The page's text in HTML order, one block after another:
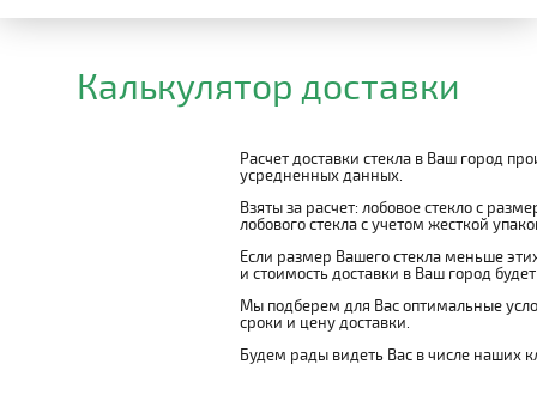
Калькулятор доставки
Расчет доставки стекла в Ваш город
усредненных данных.
Взяты за расчет: лобовое стекло с
лобового стекла с учетом жесткой
Если размер Вашего стекла меньше
и стоимость доставки в Ваш город
Мы подберем для Вас оптимальные
сроки и цену доставки.
Будем рады видеть Вас в числе наших